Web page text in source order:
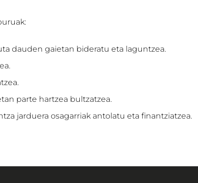
dauden gaietan bideratu eta laguntzea.
parte hartzea bultzatzea.
jarduera osagarriak antolatu eta finantziatzea.